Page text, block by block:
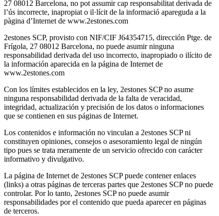
27 08012 Barcelona, ​​no pot assumir cap responsabilitat derivada de
l’ús incorrecte, inapropiat o il·lícit de la informació apareguda a la
pàgina d’Internet de www.2estones.com
2estones SCP, provisto con NIF/CIF J64354715, dirección Ptge. de
Frígola, 27 08012 Barcelona, no puede asumir ninguna
responsabilidad derivada del uso incorrecto, inapropiado o ilícito de
la información aparecida en la página de Internet de
www.2estones.com
Con los límites establecidos en la ley, 2estones SCP no asume
ninguna responsabilidad derivada de la falta de veracidad,
integridad, actualización y precisión de los datos o informaciones
que se contienen en sus páginas de Internet.
Los contenidos e información no vinculan a 2estones SCP ni
constituyen opiniones, consejos o asesoramiento legal de ningún
tipo pues se trata meramente de un servicio ofrecido con carácter
informativo y divulgativo.
La página de Internet de 2estones SCP puede contener enlaces
(links) a otras páginas de terceras partes que 2estones SCP no puede
controlar. Por lo tanto, 2estones SCP no puede asumir
responsabilidades por el contenido que pueda aparecer en páginas
de terceros.